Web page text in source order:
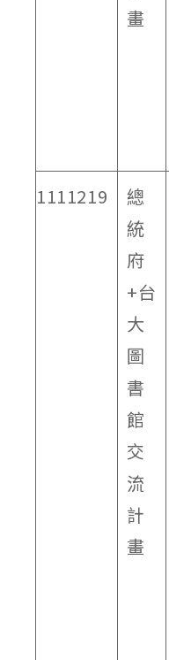
畫
1111219
總
統
府
+台
大
圖
書
館
交
流
計
畫